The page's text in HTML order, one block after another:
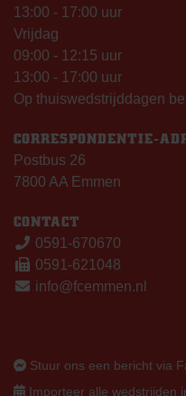
13:00 - 17:00 uur
Vrijdag
09:00 - 12:15 uur
13:00 - 17:00 uur
Op thuiswedstrijddagen
CORRESPONDENTIE-
Postbus 26
7800 AA Emmen
CONTACT
0591-670670
0591-621048
info@fcemmen.nl
Stuur ons een bericht via
Importeer alle wedstrijden